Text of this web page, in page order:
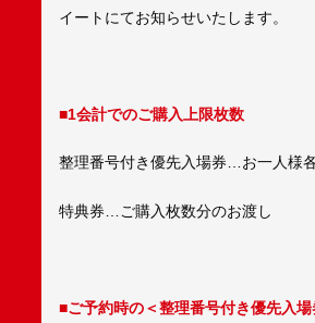
イートにてお知らせいたします。
■1会計でのご購入上限枚数
整理番号付き優先入場券…お一人様
特典券…ご購入枚数分のお渡し
■ご予約時の＜整理番号付き優先入